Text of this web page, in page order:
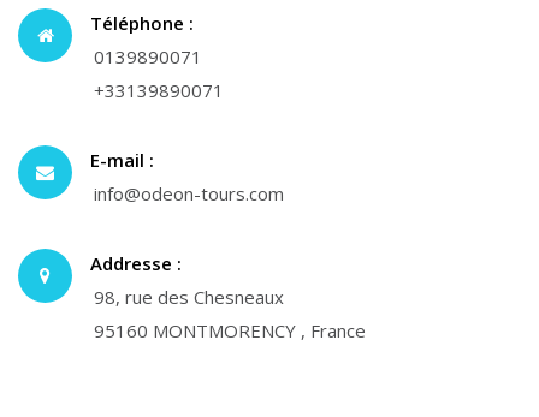
Téléphone :
0139890071
+33139890071
E-mail :
info@odeon-tours.com
Addresse :
98, rue des Chesneaux
95160 MONTMORENCY , France